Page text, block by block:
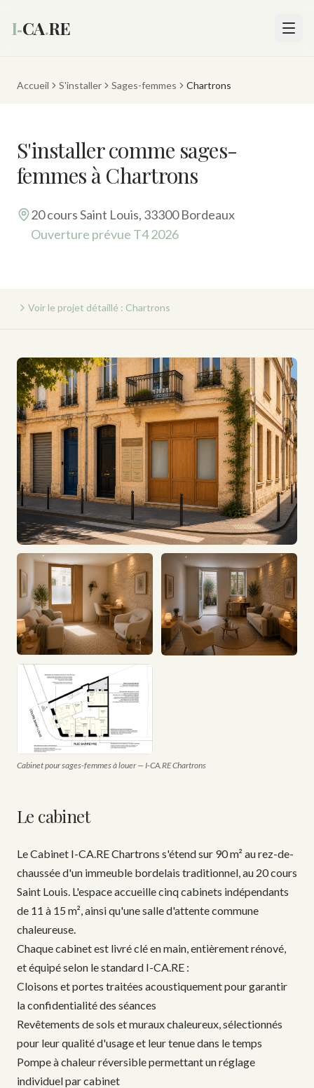
I‑CA.RE
Accueil S'installer Sages-femmes Chartrons
S'installer comme sages-
femmes à Chartrons
20 cours Saint Louis, 33300 Bordeaux
Ouverture prévue T4 2026
Voir le projet détaillé : Chartrons
Cabinet pour sages-femmes à louer — I‑CA.RE Chartrons
Le cabinet
Le Cabinet I-CA.RE Chartrons s'étend sur 90 m² au rez-de-
chaussée d'un immeuble bordelais traditionnel, au 20 cours
Saint Louis. L'espace accueille cinq cabinets indépendants
de 11 à 15 m², ainsi qu'une salle d'attente commune
chaleureuse.
Chaque cabinet est livré clé en main, entièrement rénové,
et équipé selon le standard I-CA.RE :
Cloisons et portes traitées acoustiquement pour garantir
la confidentialité des séances
Revêtements de sols et muraux chaleureux, sélectionnés
pour leur qualité d'usage et leur tenue dans le temps
Pompe à chaleur réversible permettant un réglage
individuel par cabinet